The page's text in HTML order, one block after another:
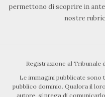
permettono di scoprire in
nostre
Registrazione al Tribunale
Le immagini pubblicate sono
pubblico dominio. Qualora il
autore, si prega di